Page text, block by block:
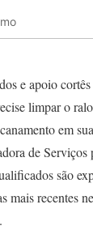
e apoio
limpar o
em
de
são
mais recentes